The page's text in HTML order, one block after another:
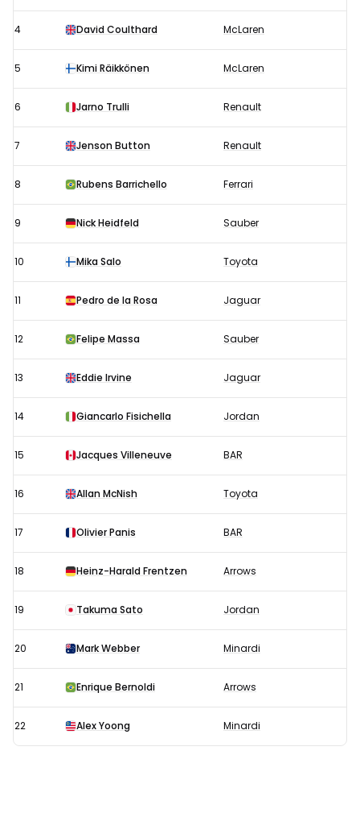
4 David Coulthard McLaren
5 Kimi Räikkönen McLaren
6 Jarno Trulli Renault
7 Jenson Button Renault
8 Rubens Barrichello Ferrari
9 Nick Heidfeld Sauber
10 Mika Salo Toyota
11 Pedro de la Rosa Jaguar
12 Felipe Massa Sauber
13 Eddie Irvine Jaguar
14 Giancarlo Fisichella Jordan
15 Jacques Villeneuve BAR
16 Allan McNish Toyota
17 Olivier Panis BAR
18 Heinz-Harald Frentzen Arrows
19 Takuma Sato Jordan
20 Mark Webber Minardi
21 Enrique Bernoldi Arrows
22 Alex Yoong Minardi